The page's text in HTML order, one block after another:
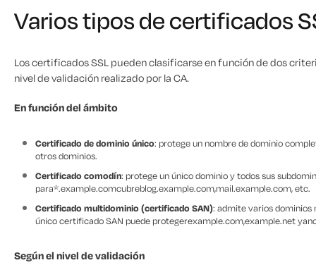
Varios tipos de certificados
Los certificados SSL pueden clasificarse en función de dos
nivel de validación realizado por la CA.
En función del ámbito
Certificado de dominio único: protege un nombre de dominio
otros dominios.
Certificado comodín: protege un único dominio y todos sus
para*.example.comcubreblog.example.com,mail.example.com, etc.
Certificado multidominio (certificado SAN): admite varios dominios
único certificado SAN puede protegerexample.com,example.nety
Según el nivel de validación